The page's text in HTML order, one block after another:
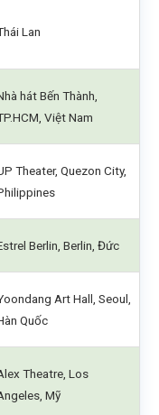
Lan
hát Bến Thành,
Việt Nam
Theater, Quezon City,
Berlin, Berlin, Đức
Art Hall, Seoul,
Quốc
Theatre, Los
Mỹ